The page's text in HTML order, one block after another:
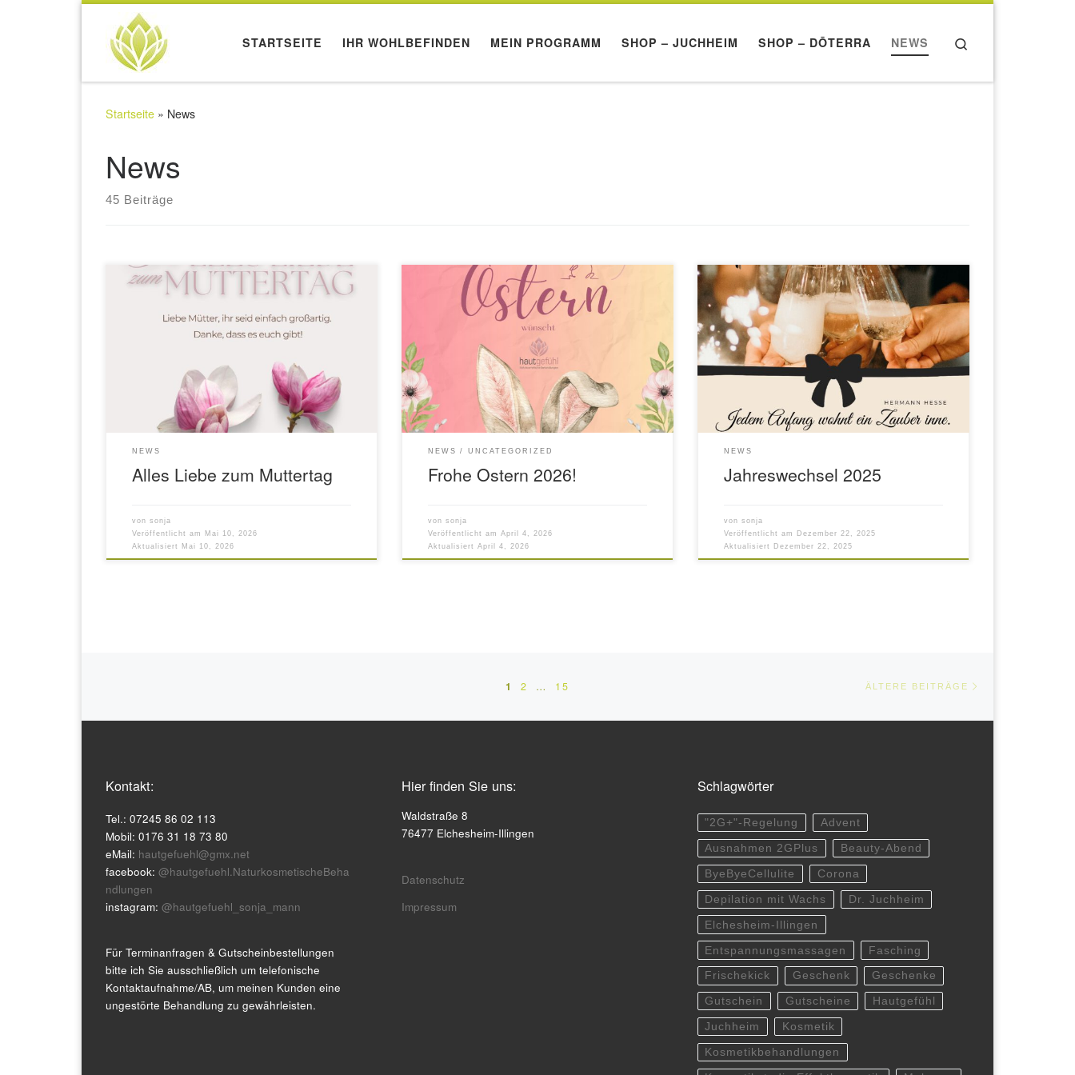
STARTSEITE IHR WOHLBEFINDEN MEIN PROGRAMM SHOP – JUCHHEIM SHOP – DŌTERRA NEWS
Startseite » News
News
45 Beiträge
NEWS
Alles Liebe zum Muttertag
von sonja
Veröffentlicht am
Mai 10, 2026
Aktualisiert
Mai 10, 2026
NEWS UNCATEGORIZED
Frohe Ostern 2026!
von sonja
Veröffentlicht am April 4, 2026
Aktualisiert April 4, 2026
NEWS
Jahreswechsel 2025
von sonja
Veröffentlicht am
Dezember 22, 2025
Aktualisiert
Dezember 22, 2025
1 2 … 15 ÄLTERE BEITRÄGE
Kontakt:
Tel.: 07245 86 02 113
Mobil: 0176 31 18 73 80
eMail: hautgefuehl@gmx.net
facebook: @hautgefuehl.NaturkosmetischeBeha
ndlungen
instagram: @hautgefuehl_sonja_mann
Für Terminanfragen & Gutscheinbestellungen
bitte ich Sie ausschließlich um telefonische
Kontaktaufnahme/AB, um meinen Kunden eine
ungestörte Behandlung zu gewährleisten.
Hier finden Sie uns:
Waldstraße 8
76477 Elchesheim-Illingen
Datenschutz
Impressum
Schlagwörter
"2G+"-Regelung Advent
Ausnahmen 2GPlus Beauty-Abend
ByeByeCellulite Corona
Depilation mit Wachs Dr. Juchheim
Elchesheim-Illingen
Entspannungsmassagen Fasching
Frischekick Geschenk Geschenke
Gutschein Gutscheine Hautgefühl
Juchheim Kosmetik
Kosmetikbehandlungen